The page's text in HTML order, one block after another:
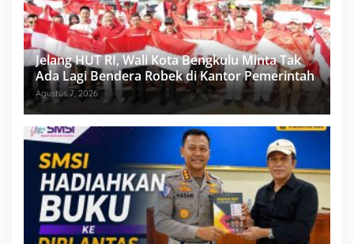
Jelang HUT RI, Wali Kota Bengkulu Minta Tak
Ada Lagi Bendera Robek di Kantor Pemerintah
Agustus 7, 2026